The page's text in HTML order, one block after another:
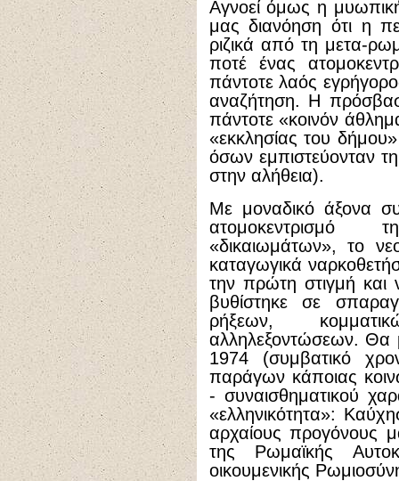
Aγνοεί όμως η
μας διανόηση ότι η
ριζικά από τη μετα-
ποτέ ένας
πάντοτε λαός
αναζήτηση. H
πάντοτε «κοινόν
«εκκλησίας του
όσων εμπιστεύονταν
στην αλήθεια).
Mε μοναδικό άξονα
ατομοκεντρισμό
«δικαιωμάτων», το
καταγωγικά
την πρώτη στιγμή και
βυθίστηκε σε
ρήξεων,
αλληλεξοντώσεων. Θα
1974 (συμβατικό
παράγων κάποιας
- συναισθηματικού
«ελληνικότητα»:
αρχαίους προγόνους
της Pωμαϊκής
οικουμενικής